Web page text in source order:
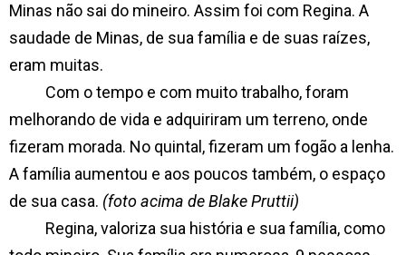
Minas não sai do mineiro. Assim foi com Regina. A
saudade de Minas, de sua família e de suas raízes,
eram muitas.
Com o tempo e com muito trabalho, foram
melhorando de vida e adquiriram um terreno, onde
fizeram morada. No quintal, fizeram um fogão a lenha.
A família aumentou e aos poucos também, o espaço
de sua casa. (foto acima de Blake Pruttii)
Regina, valoriza sua história e sua família, como